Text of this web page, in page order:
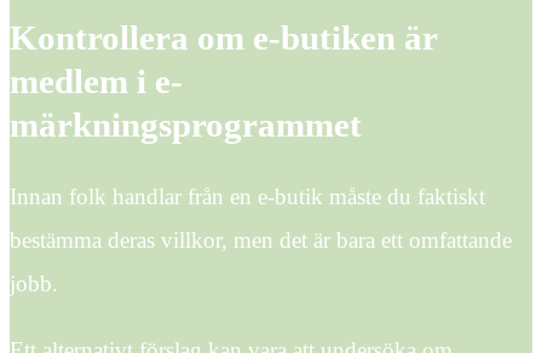
Kontrollera om e-butiken är
medlem i e-
märkningsprogrammet
Innan folk handlar från en e-butik måste du faktiskt
bestämma deras villkor, men det är bara ett omfattande
jobb.